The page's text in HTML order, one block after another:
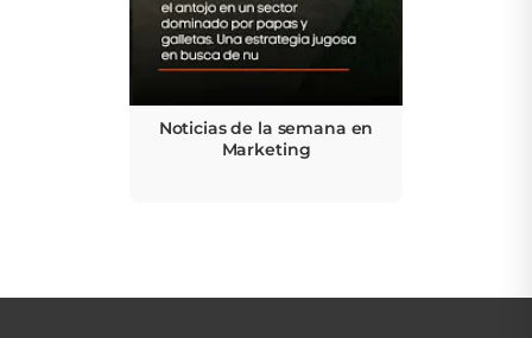
Noticias de la semana en
Marketing